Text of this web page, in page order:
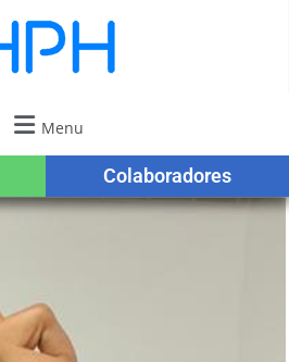
Menu
Colaboradores